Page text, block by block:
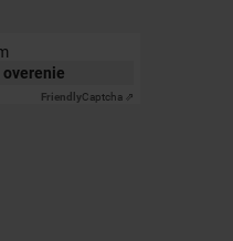
FriendlyCaptcha ⇗